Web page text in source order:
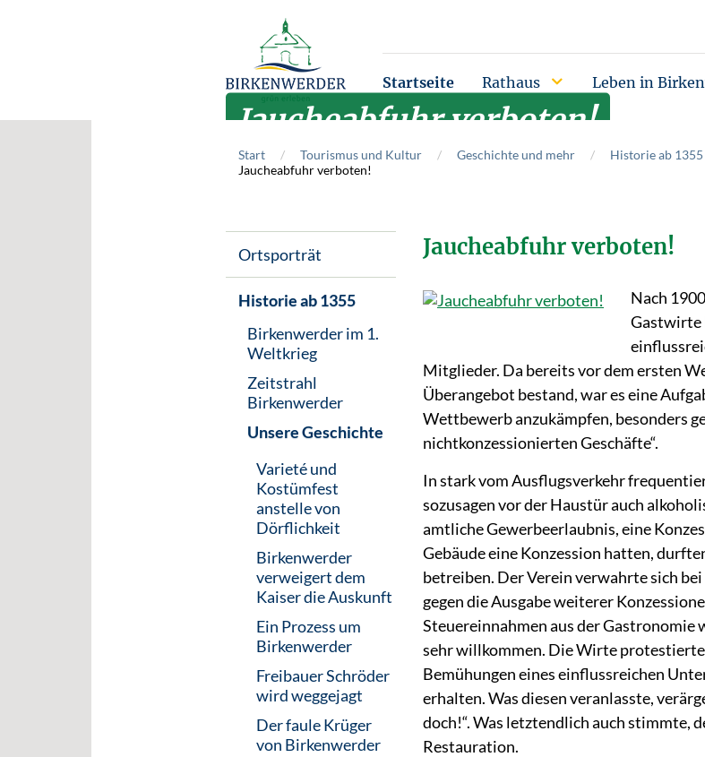
Startseite Rathaus Leben in
Jaucheabfuhr verboten!
Start Tourismus und Kultur Geschichte und mehr Historie ab 1355
Jaucheabfuhr verboten!
Ortsporträt
Historie ab 1355
Birkenwerder im 1.
Weltkrieg
Zeitstrahl
Birkenwerder
Unsere Geschichte
Varieté und
Kostümfest
anstelle von
Dörflichkeit
Birkenwerder
verweigert dem
Kaiser die Auskunft
Ein Prozess um
Birkenwerder
Freibauer Schröder
wird weggejagt
Der faule Krüger
von Birkenwerder
Jaucheabfuhr verboten!
Nach
Gastwirte
Mitglieder. Da bereits vor dem ersten
Überangebot bestand, war es eine
Wettbewerb anzukämpfen, besonders
nichtkonzessionierten Geschäfte“.
In stark vom Ausflugsverkehr
sozusagen vor der Haustür auch
amtliche Gewerbeerlaubnis, eine
Gebäude eine Konzession hatten,
betreiben. Der Verein verwahrte sich
gegen die Ausgabe weiterer
Steuereinnahmen aus der Gastronomie
sehr willkommen. Die Wirte
Bemühungen eines einflussreichen
erhalten. Was diesen veranlasste,
doch!“. Was letztendlich auch stimmte,
Restauration.